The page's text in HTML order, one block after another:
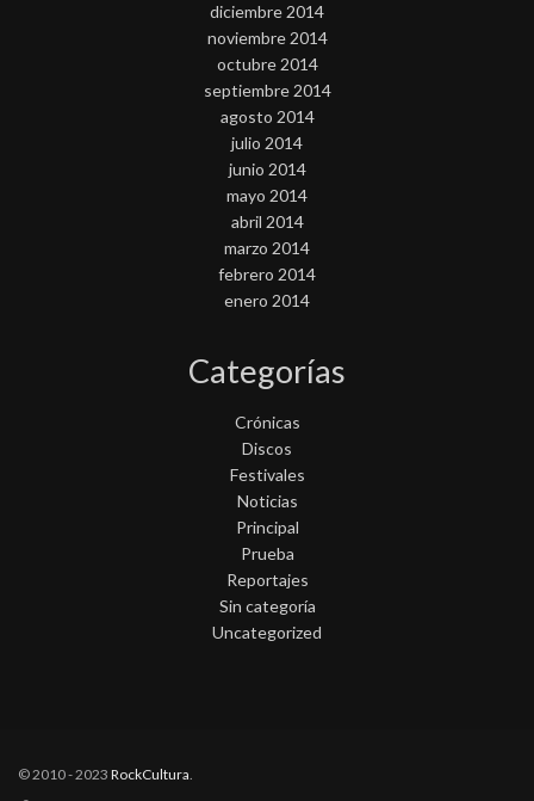
diciembre 2014
noviembre 2014
octubre 2014
septiembre 2014
agosto 2014
julio 2014
junio 2014
mayo 2014
abril 2014
marzo 2014
febrero 2014
enero 2014
Categorías
Crónicas
Discos
Festivales
Noticias
Principal
Prueba
Reportajes
Sin categoría
Uncategorized
© 2010 - 2023 RockCultura.